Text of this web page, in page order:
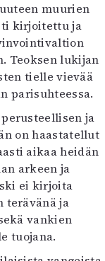
muurien
kirjoitettu ja
Teoksen lukijan
tielle vievää
parisuhteessa.
perusteellisen ja
on haastatellut
aikaa heidän
arkeen ja
ei kirjoita
terävänä ja
vankien
tuojana.